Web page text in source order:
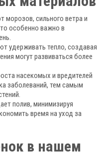
морозов, сильного ветра и
особенно важно в
удерживать тепло, создавая
могут развиваться более
насекомых и вредителей
заболеваний, тем самым
полив, минимизируя
время на уход за
в нашем